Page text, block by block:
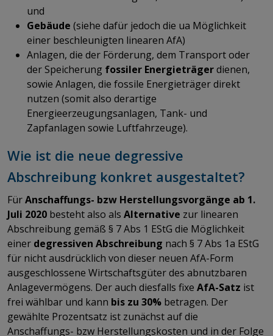
und
Gebäude (siehe dafür jedoch die ua Möglichkeit
einer beschleunigten linearen AfA)
Anlagen, die der Förderung, dem Transport oder
der Speicherung fossiler Energieträgerdienen,
sowie Anlagen, die fossile Energieträger direkt
nutzen (somit also derartige
Energieerzeugungsanlagen, Tank- und
Zapfanlagen sowie Luftfahrzeuge).
Wie ist die neue degressive
Abschreibung konkret ausgestaltet?
FürAnschaffungs- bzw Herstellungsvorgänge ab 1.
Juli 2020 besteht also als Alternative zur linearen
Abschreibung gemäß § 7 Abs 1 EStG die Möglichkeit
einer degressiven Abschreibung nach § 7 Abs 1a EStG
für nicht ausdrücklich von dieser neuen AfA-Form
ausgeschlossene Wirtschaftsgüter des abnutzbaren
Anlagevermögens. Der auch diesfalls fixe AfA-Satz ist
frei wählbar und kann bis zu 30% betragen. Der
gewählte Prozentsatz ist zunächst auf die
Anschaffungs- bzw Herstellungskosten und in der Folge